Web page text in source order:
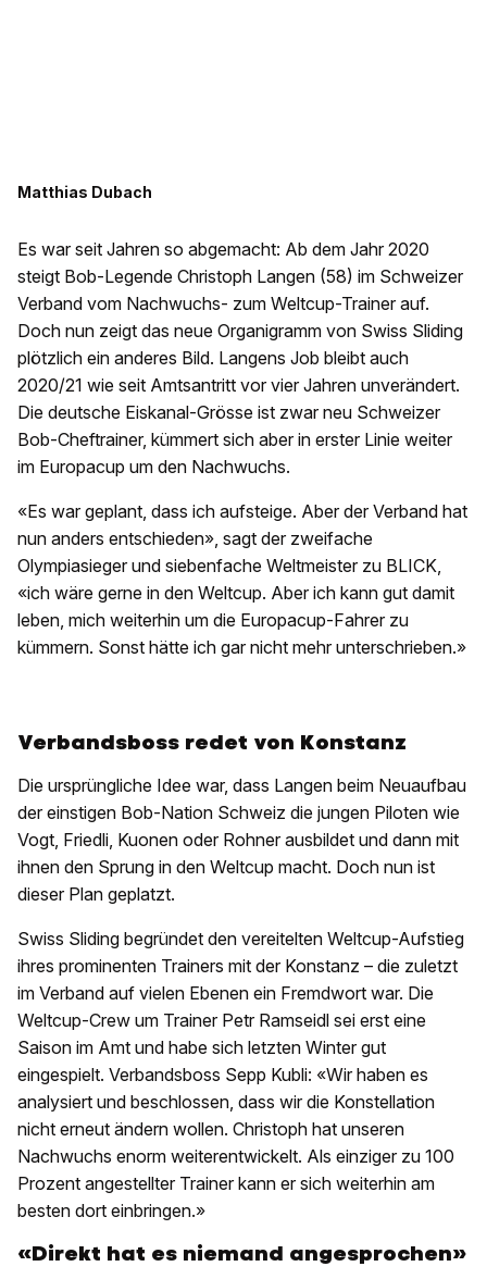
Matthias Dubach
Es war seit Jahren so abgemacht: Ab dem Jahr 2020
steigt Bob-Legende Christoph Langen (58) im Schweizer
Verband vom Nachwuchs- zum Weltcup-Trainer auf.
Doch nun zeigt das neue Organigramm von Swiss Sliding
plötzlich ein anderes Bild. Langens Job bleibt auch
2020/21 wie seit Amtsantritt vor vier Jahren unverändert.
Die deutsche Eiskanal-Grösse ist zwar neu Schweizer
Bob-Cheftrainer, kümmert sich aber in erster Linie weiter
im Europacup um den Nachwuchs.
«Es war geplant, dass ich aufsteige. Aber der Verband hat
nun anders entschieden», sagt der zweifache
Olympiasieger und siebenfache Weltmeister zu BLICK,
«ich wäre gerne in den Weltcup. Aber ich kann gut damit
leben, mich weiterhin um die Europacup-Fahrer zu
kümmern. Sonst hätte ich gar nicht mehr unterschrieben.»
Verbandsboss redet von Konstanz
Die ursprüngliche Idee war, dass Langen beim Neuaufbau
der einstigen Bob-Nation Schweiz die jungen Piloten wie
Vogt, Friedli, Kuonen oder Rohner ausbildet und dann mit
ihnen den Sprung in den Weltcup macht. Doch nun ist
dieser Plan geplatzt.
Swiss Sliding begründet den vereitelten Weltcup-Aufstieg
ihres prominenten Trainers mit der Konstanz – die zuletzt
im Verband auf vielen Ebenen ein Fremdwort war. Die
Weltcup-Crew um Trainer Petr Ramseidl sei erst eine
Saison im Amt und habe sich letzten Winter gut
eingespielt. Verbandsboss Sepp Kubli: «Wir haben es
analysiert und beschlossen, dass wir die Konstellation
nicht erneut ändern wollen. Christoph hat unseren
Nachwuchs enorm weiterentwickelt. Als einziger zu 100
Prozent angestellter Trainer kann er sich weiterhin am
besten dort einbringen.»
«Direkt hat es niemand angesprochen»